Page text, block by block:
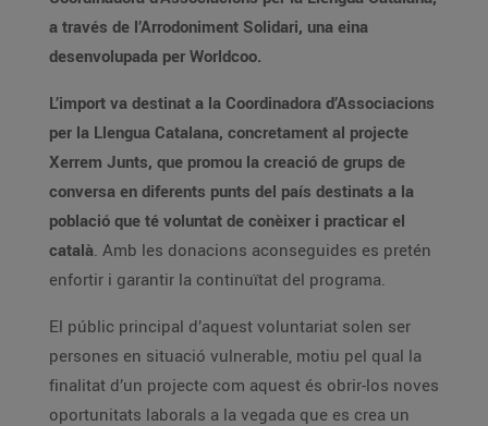
a través de l’Arrodoniment Solidari, una eina
desenvolupada per Worldcoo.
L’import va destinat a la Coordinadora d’Associacions
per la Llengua Catalana, concretament al projecte
Xerrem Junts, que promou la creació de grups de
conversa en diferents punts del país destinats a la
població que té voluntat de conèixer i practicar el
català. Amb les donacions aconseguides es pretén
enfortir i garantir la continuïtat del programa.
El públic principal d’aquest voluntariat solen ser
persones en situació vulnerable, motiu pel qual la
finalitat d’un projecte com aquest és obrir-los noves
oportunitats laborals a la vegada que es crea un